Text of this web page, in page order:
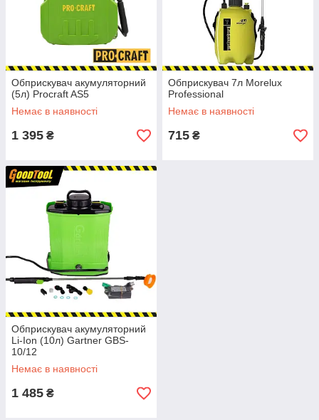
Обприскувач акумуляторний
(5л) Procraft AS5
Немає в наявності
1 395 ₴
Обприскувач 7л Morelux
Professional
Немає в наявності
715 ₴
Обприскувач акумуляторний
Li-Ion (10л) Gartner GBS-
10/12
Немає в наявності
1 485 ₴